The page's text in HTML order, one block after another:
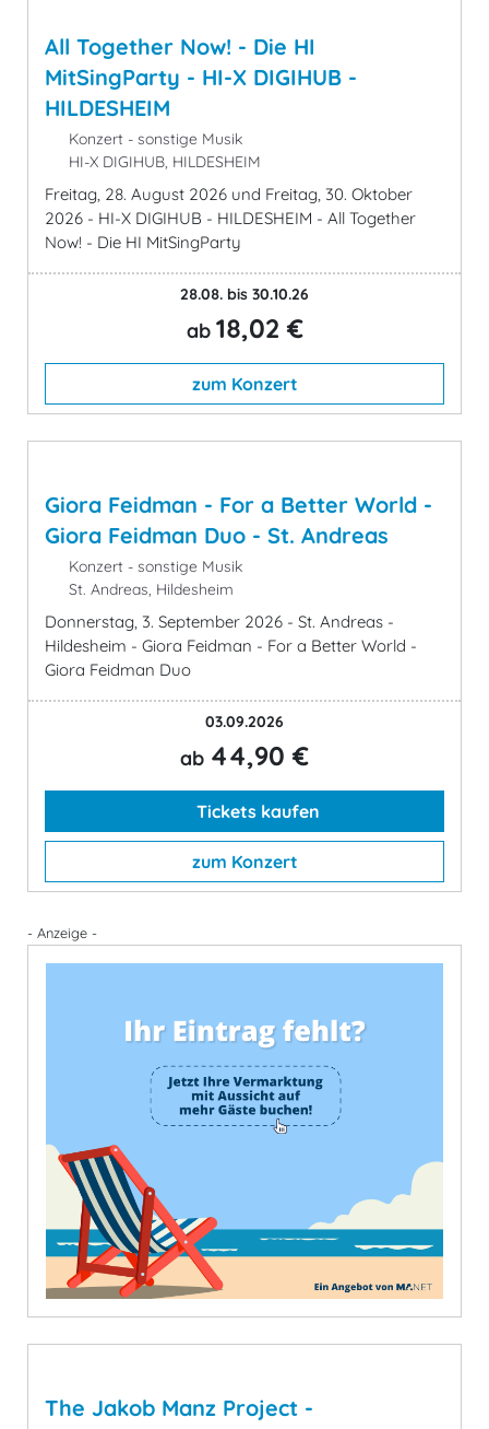
All Together Now! - Die HI
MitSingParty - HI-X DIGIHUB -
HILDESHEIM
Konzert - sonstige Musik
HI-X DIGIHUB, HILDESHEIM
Freitag, 28. August 2026 und Freitag, 30. Oktober
2026 - HI-X DIGIHUB - HILDESHEIM - All Together
Now! - Die HI MitSingParty
28.08. bis 30.10.26
ab 18,02 €
zum Konzert
Giora Feidman - For a Better World -
Giora Feidman Duo - St. Andreas
Konzert - sonstige Musik
St. Andreas, Hildesheim
Donnerstag, 3. September 2026 - St. Andreas -
Hildesheim - Giora Feidman - For a Better World -
Giora Feidman Duo
03.09.2026
ab 44,90 €
Tickets kaufen
zum Konzert
- Anzeige -
The Jakob Manz Project -